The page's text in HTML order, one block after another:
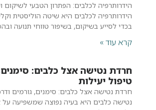
הידרותרפיה לכלבים: הפתרון הטבעי לשיקום
הידרותרפיה לכלבים היא שיטה הוליסטית
בכדי לסייע בשיקום, בשיפור טווחי תנועה
קרא עוד »
חרדת נטישה אצל כלבים: סימנים,
טיפול יעילות
חרדת נטישה אצל כלבים: סימנים, גורמים
נטישה כלבים היא בעיה נפוצה שמשפיעה על